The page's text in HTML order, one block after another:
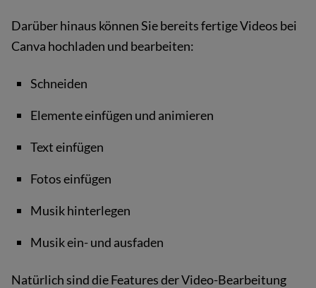
Darüber hinaus können Sie bereits fertige Videos bei
Canva hochladen und bearbeiten:
Schneiden
Elemente einfügen und animieren
Text einfügen
Fotos einfügen
Musik hinterlegen
Musik ein- und ausfaden
Natürlich sind die Features der Video-Bearbeitung